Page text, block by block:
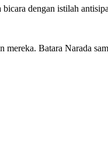
bicara dengan istilah
Batara Narada